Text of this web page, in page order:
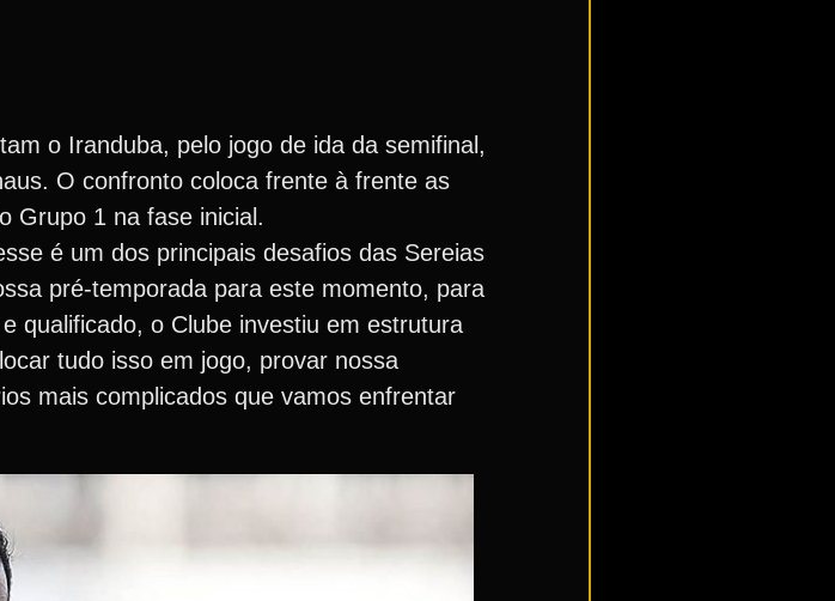
o Iranduba, pelo jogo de ida da semifinal,
O confronto coloca frente à frente as
Grupo 1 na fase inicial.
é um dos principais desafios das Sereias
pré-temporada para este momento, para
qualificado, o Clube investiu em estrutura
tudo isso em jogo, provar nossa
mais complicados que vamos enfrentar